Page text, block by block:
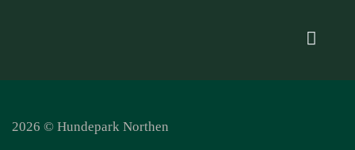
2026 © Hundepark Northen